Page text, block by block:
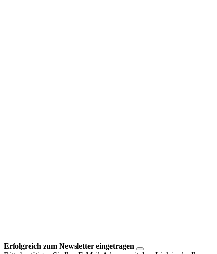
Erfolgreich zum Newsletter eingetragen